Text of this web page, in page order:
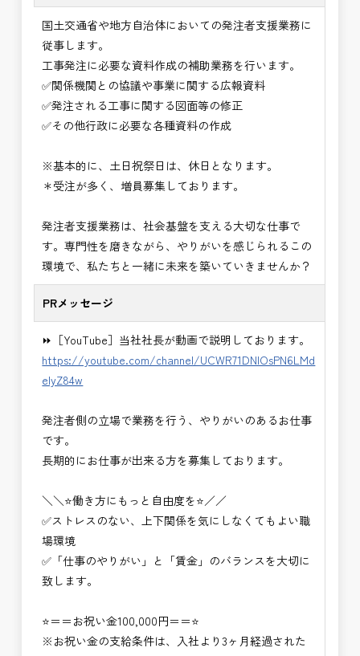
⭐＝＝お祝い金100,000円＝＝⭐
※お祝い金の支給条件は、入社より3ヶ月経過され
た方が対象となります。
その他支給条件の詳細については、問い合わせくだ
さい。
ださい。
国土交通省、地方自治体
■発注者支援業務＜希望する業務をお選びくださ
い。＞
・＜急募＞工事監督支援業務
・NEXCO（ネクスコ）施工管理
・NEXCO（ネクスコ）点検業務
・NEXCO（ネクスコ）保全調査
・電気工事監督支援業務
・積算技術業務
・設計コンサルティング業務（数量算出、図面の
修正など）
・河川巡視支援業務
・調査設計資料作成業務
・施工体制調査員
・建設プロジェクト・マネジメント業務
※応募書類等の送付方法につきましては、基本的に
Ｅメールで送付
国土交通省や地方自治体においての発注者支援業務に
従事します。
工事発注に必要な資料作成の補助業務を行います。
✅関係機関との協議や事業に関する広報資料
✅発注される工事に関する図面等の修正
✅その他行政に必要な各種資料の作成
※基本的に、土日祝祭日は、休日となります。
＊受注が多く、増員募集しております。
発注者支援業務は、社会基盤を支える大切な仕事で
す。専門性を磨きながら、やりがいを感じられるこの
環境で、私たちと一緒に未来を築いていきませんか？
PRメッセージ
⏩［YouTube］当社社長が動画で説明しております。
https://youtube.com/channel/UCWR71DNlOsPN6LMd
eIyZ84w
発注者側の立場で業務を行う、やりがいのあるお仕事
です。
長期的にお仕事が出来る方を募集しております。
＼＼⭐働き方にもっと自由度を⭐／／
✅ストレスのない、上下関係を気にしなくてもよい職
場環境
✅「仕事のやりがい」と「賃金」のバランスを大切に
致します。
⭐＝＝お祝い金100,000円＝＝⭐
※お祝い金の支給条件は、入社より3ヶ月経過された